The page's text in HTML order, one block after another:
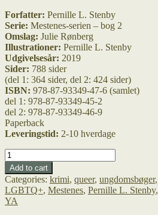
Forfatter: Pernille L. Stenby
Serie: Mestenes-serien – bog 2
Omslag: Julie Rønberg
Illustrationer: Pernille L. Stenby
Udgivelsesår: 2019
Sider: 788 sider
(del 1: 364 sider, del 2: 424 sider)
ISBN: 978-87-93349-47-6 (samlet)
del 1: 978-87-93349-45-2
del 2: 978-87-93349-46-9
Paperback
Leveringstid: 2-10 hverdage
Under
huden
quantity
Add to cart
Categories: krimi, queer, ungdomsbøger,
LGBTQ+, Mestenes, Pernille L. Stenby,
YA